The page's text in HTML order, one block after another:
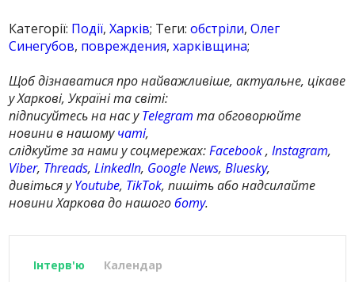
Категорії: Події,Харків; Теги:обстріли,Олег
Синегубов, повреждения,харківщина;
Щоб дізнаватися про найважливіше, актуальне, цікаве
у Харкові, Україні та світі:
підписуйтесь на нас уTelegram та обговорюйте
новини в нашомучаті,
слідкуйте за нами у соцмережах:Facebook,Instagram,
Viber, Threads,LinkedIn, Google News,Bluesky,
дивіться уYoutube, TikTok, пишіть або надсилайте
новини Харкова до нашогоботу.
Інтерв'ю Календар